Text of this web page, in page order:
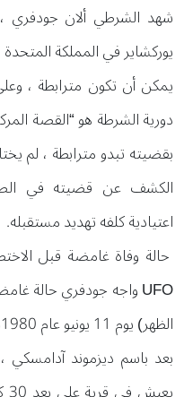
شهد الشرطي ألان
يوركشاير في المملكة
يمكن أن تكون مترابطة ،
دورية الشرطة هو “القصة
بقضيته تبدو مترابطة ، لم
الكشف عن قضيته في
اعتيادية كلفه تهديد مستقبله.
حالة وفاة غامضة قبل
بعد باسم ديزموند